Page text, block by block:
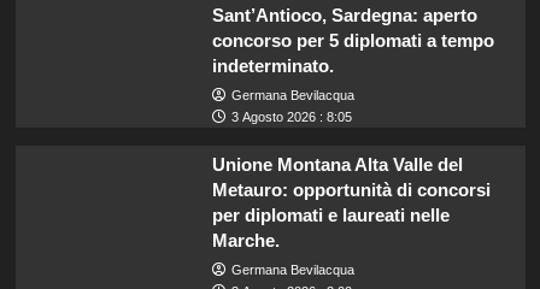
Sant’Antioco, Sardegna: aperto
concorso per 5 diplomati a tempo
indeterminato.
Germana Bevilacqua
3 Agosto 2026 : 8:05
Unione Montana Alta Valle del
Metauro: opportunità di concorsi
per diplomati e laureati nelle
Marche.
Germana Bevilacqua